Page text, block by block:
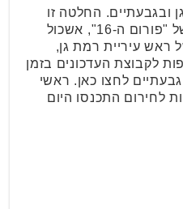
ובגבעתיים. החלטה זו
התקבלה פה אחד בכינוס של "פורום ה-16", אשכול
ראש עיריית רמת גן,
לקבוצת העדכונים בזמן
לחצו כאן. ראשי
לחירום התכנסו היום